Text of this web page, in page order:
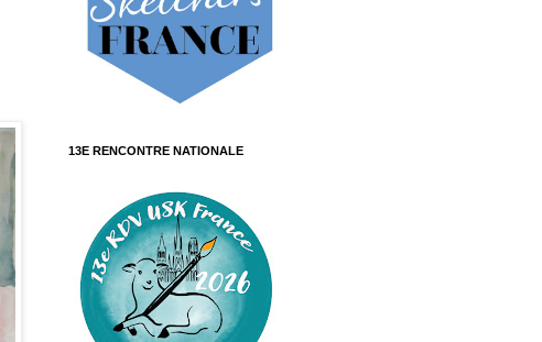
13E RENCONTRE NATIONALE